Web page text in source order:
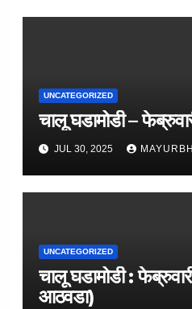
UNCATEGORIZED
चालू घडामोडी –
JUL 30, 2025
UNCATEGORIZED
चालू घडामोडी :
आठवडा)